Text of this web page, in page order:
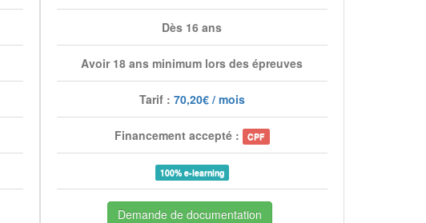
Dès 16 ans
Avoir 18 ans minimum lors des épreuves
Tarif : 70,20€ / mois
Financement accepté : CPF
100% e-learning
Demande de documentation